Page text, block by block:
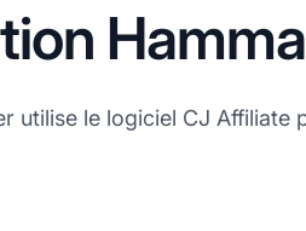
utilise le logiciel CJ